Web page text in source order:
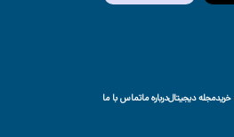
مجله دیجیتالدرباره ماتماس با ما